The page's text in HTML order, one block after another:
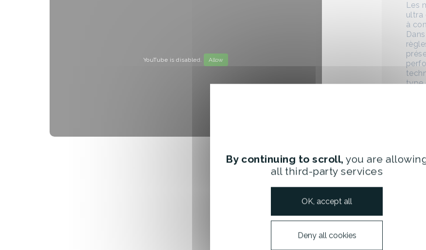
YouTube is disabled. Allow
Les
ultra
à
type
Un
qui
leur
de
By continuing to scroll, you are
all third-party services
OK, accept all
Deny all cookies